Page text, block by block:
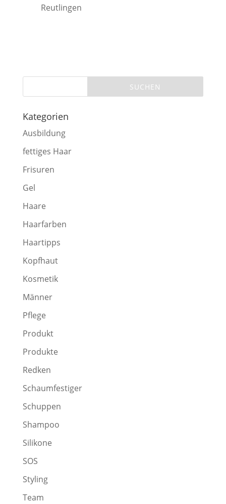
Reutlingen
Kategorien
Ausbildung
fettiges Haar
Frisuren
Gel
Haare
Haarfarben
Haartipps
Kopfhaut
Kosmetik
Männer
Pflege
Produkt
Produkte
Redken
Schaumfestiger
Schuppen
Shampoo
Silikone
SOS
Styling
Team